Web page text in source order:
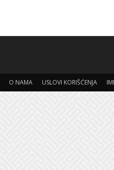
O NAMA USLOVI KORIŠĆENJA